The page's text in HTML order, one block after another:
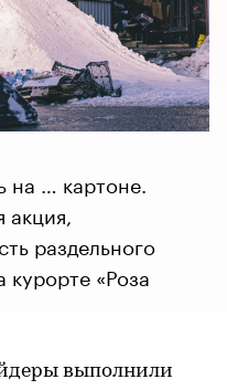
на … картоне.
раздельного
«Роза
выполнили